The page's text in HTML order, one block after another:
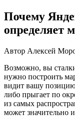
Почему
определяет
Автор Алексей
Возможно, вы
нужно построить
видит вашу
либо прыгает по
из самых
может значительно